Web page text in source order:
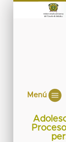
Menú